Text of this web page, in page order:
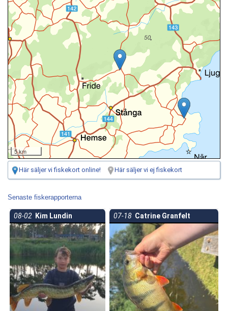
5 km
Här säljer vi fiskekort online! Här säljer vi ej fiskekort
Senaste fiskerapporterna
08-02 Kim Lundin 07-18 Catrine Granfelt